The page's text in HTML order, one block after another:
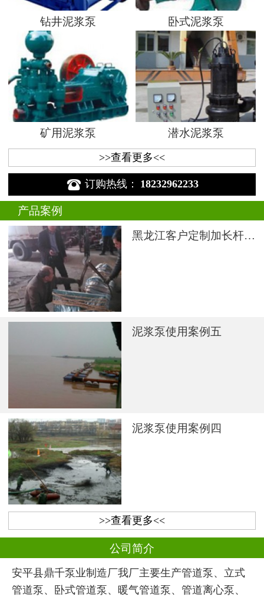
钻井泥浆泵 卧式泥浆泵
矿用泥浆泵 潜水泥浆泵
>>查看更多<<
 订购热线： 18232962233
产品案例
黑龙江客户定制加长杆液下渣浆泵
泥浆泵使用案例五
泥浆泵使用案例四
>>查看更多<<
公司简介
安平县鼎千泵业制造厂我厂主要生产管道泵、立式
管道泵、卧式管道泵、暖气管道泵、管道离心泵、